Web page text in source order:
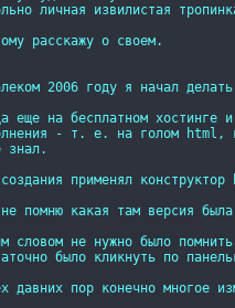
личная извилистая
расскажу о своем.
2006 году я начал
еще на бесплатном хостинге
- т. е. на голом html,
знал.
применял
помню какая там версия
словом не нужно было
было кликнуть по
давних пор конечно многое